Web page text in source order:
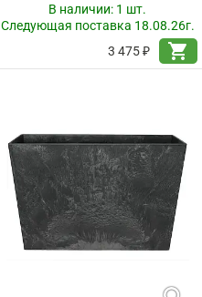
В наличии: 1 шт.
Следующая поставка 18.08.26г.
3 475 ₽
shopping_cart